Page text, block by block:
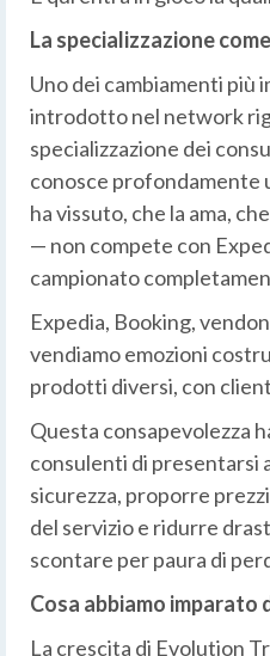
La specializzazione
Uno dei cambiamenti più
introdotto nel network
specializzazione dei
conosce profondamente
ha vissuto, che la ama,
— non compete con
campionato
Expedia, Booking,
vendiamo emozioni
prodotti diversi, con
Questa consapevolezza
consulenti di presentarsi
sicurezza, proporre
del servizio e ridurre
scontare per paura di
Cosa abbiamo imparato
La crescita di Evolution